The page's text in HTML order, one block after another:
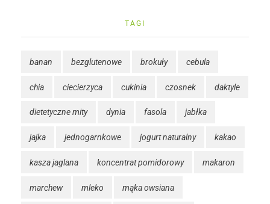
TAGI
banan bezglutenowe brokuły cebula
chia ciecierzyca cukinia czosnek daktyle
dietetyczne mity dynia fasola jabłka
jajka jednogarnkowe jogurt naturalny kakao
kasza jaglana koncentrat pomidorowy makaron
marchew mleko mąka owsiana